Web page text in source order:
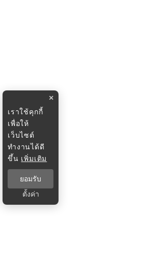
×
เราใช้คุกกี้
เพื่อให้
เว็บไซต์
ทำงานได้ดี
ขึ้น เพิ่มเติม
ยอมรับ
ตั้งค่า